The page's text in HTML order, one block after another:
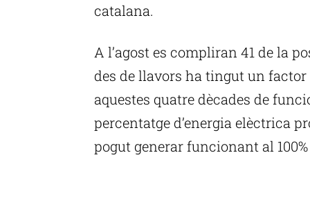
catalana.
A l’agost es compliran 41 de la
des de llavors ha tingut un factor
aquestes quatre dècades de
percentatge d’energia elèctrica
pogut generar funcionant al